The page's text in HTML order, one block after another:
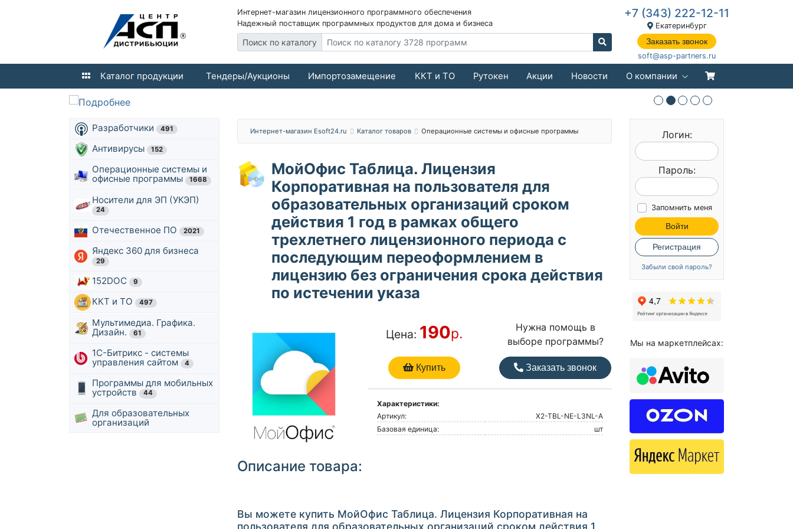
Интернет-магазин лицензионного программного обеспечения
Надежный поставщик программных продуктов для дома и бизнеса
Поиск по каталогу
+7 (343) 222-12-11
Екатеринбург
Заказать звонок
soft@asp-partners.ru
Каталог продукции Тендеры/Аукционы Импортозамещение ККТ и ТО Рутокен Акции Новости О компании
Разработчики 491
Антивирусы 152
Операционные системы и
офисные программы
1668
Носители для ЭП (УКЭП)
24
Отечественное ПО 2021
Яндекс 360 для бизнеса
29
152DOC 9
ККТ и ТО 497
Мультимедиа. Графика.
Дизайн.
61
1С-Битрикс - системы
управления сайтом
4
Программы для мобильных
устройств
44
Для образовательных
организаций
Интернет-магазин Esoft24.ru Каталог товаров Операционные системы и офисные программы
МойОфис Таблица. Лицензия
Корпоративная на пользователя для
образовательных организаций сроком
действия 1 год в рамках общего
трехлетнего лицензионного периода с
последующим переоформлением в
лицензию без ограничения срока действия
по истечении указа
Цена: 190р.
Купить
Нужна помощь в
выборе программы?
Заказать звонок
Характеристики:
Артикул:
X2-TBL-NE-L3NL-A
Базовая единица:
шт
Описание товара:
Вы можете купить МойОфис Таблица. Лицензия Корпоративная на
Логин:
Пароль:
Запомнить меня
Войти
Регистрация
Забыли свой пароль?
Мы на маркетплейсах: